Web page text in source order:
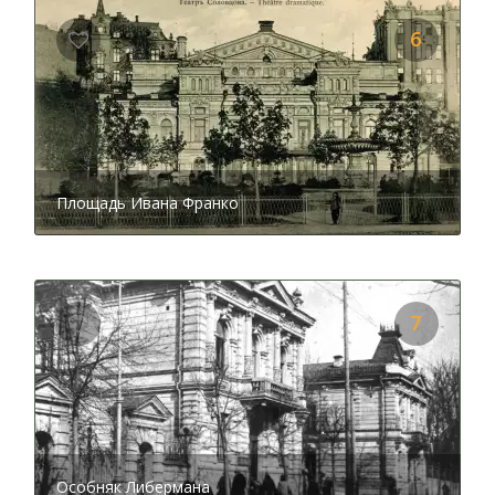
Очень интересная своими зданиями и улица Банковая.
Тут находитсяОсобняк Либермана
, который
примечателен не только своей архитектурой, но и
историей создания. Примечательно это здание и
наличием раздвижного потолка. Знаете, для каких
целей он был создан и из какого материала? Сегодня в
стенах особняка находится Национальный союз
писателей Украины. И у вас есть возможность
посетить и рассмотреть этот архитектурный шедевр. А
из аудио рассказа вы узнаете о прозвищах, которые
кто причастен к строительству здания, а также сможете
подробно рассмотреть старые фото особняка. Не
меньший интерес вызывают и окружающие особняк
Либермана сооружения –Национальный банк
Украиныиадминистрация Президента Украины. Во
время экскурсии вы узнаете много увлекательных и
малоизвестных фактов об этих зданиях. Также на улице
Банковой находится еще один уникальный экземпляр
архитектуры –Дом с химерамиили дом Городецкого.
Площадь Ивана Франко
6
Особняк Либермана
7